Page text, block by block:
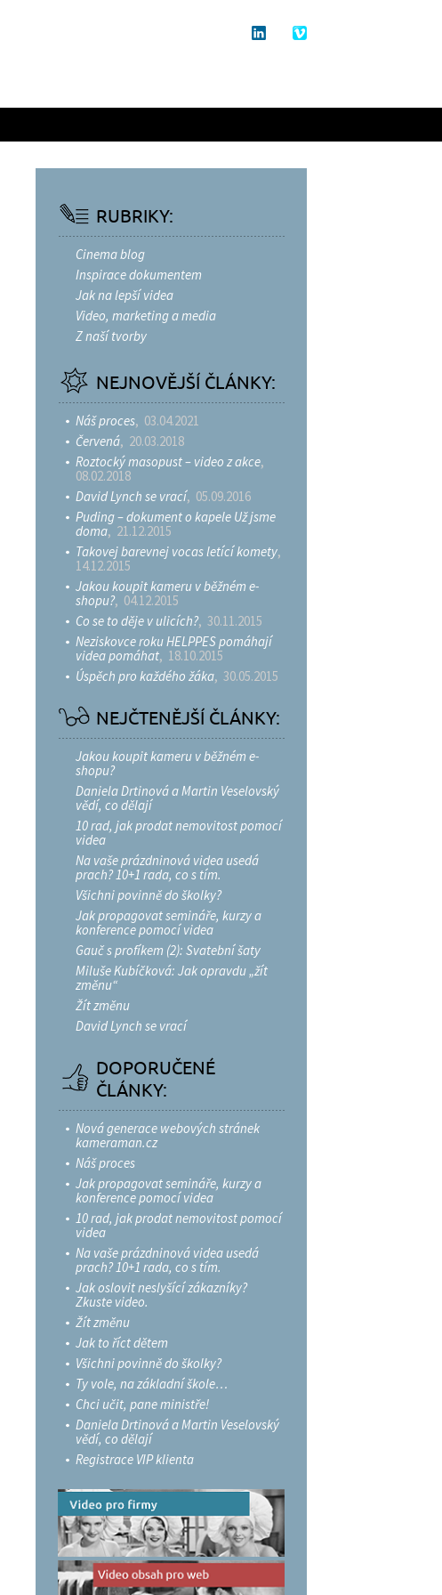
RUBRIKY:
Cinema blog
Inspirace dokumentem
Jak na lepší videa
Video, marketing a media
Z naší tvorby
NEJNOVĚJŠÍ ČLÁNKY:
Náš proces, 03.04.2021
Červená, 20.03.2018
Roztocký masopust – video z akce,
08.02.2018
David Lynch se vrací, 05.09.2016
Puding – dokument o kapele Už jsme
doma, 21.12.2015
Takovej barevnej vocas letící komety,
14.12.2015
Jakou koupit kameru v běžném e-
shopu?, 04.12.2015
Co se to děje v ulicích?, 30.11.2015
Neziskovce roku HELPPES pomáhají
videa pomáhat, 18.10.2015
Úspěch pro každého žáka, 30.05.2015
NEJČTENĚJŠÍ ČLÁNKY:
Jakou koupit kameru v běžném e-
shopu?
Daniela Drtinová a Martin Veselovský
vědí, co dělají
10 rad, jak prodat nemovitost pomocí
videa
Na vaše prázdninová videa usedá
prach? 10+1 rada, co s tím.
Všichni povinně do školky?
Jak propagovat semináře, kurzy a
konference pomocí videa
Gauč s profíkem (2): Svatební šaty
Miluše Kubíčková: Jak opravdu „žít
změnu“
Žít změnu
David Lynch se vrací
DOPORUČENÉ
ČLÁNKY:
Nová generace webových stránek
kameraman.cz
Náš proces
Jak propagovat semináře, kurzy a
konference pomocí videa
10 rad, jak prodat nemovitost pomocí
videa
Na vaše prázdninová videa usedá
prach? 10+1 rada, co s tím.
Jak oslovit neslyšící zákazníky?
Zkuste video.
Žít změnu
Jak to říct dětem
Všichni povinně do školky?
Ty vole, na základní škole…
Chci učit, pane ministře!
Daniela Drtinová a Martin Veselovský
vědí, co dělají
Registrace VIP klienta